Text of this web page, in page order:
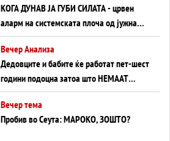
КОГА ДУНАВ ЈА ГУБИ СИЛАТА - црвен
аларм на системската плоча од јужна
Германија до Црното Море...
Вечер Анализа
Дедовците и бабите ќе работат пет-шест
години подоцна затоа што НЕМААТ
ВНУЦИ ДА ГИ ЗАМЕНАТ
Вечер тема
Пробив во Сеута: МАРОКО, ЗОШТО?